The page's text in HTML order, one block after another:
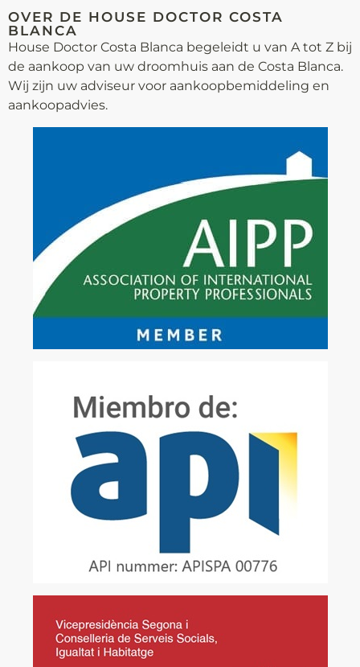
OVER DE HOUSE DOCTOR COSTA
BLANCA
House Doctor Costa Blanca begeleidt u van A tot Z bij
de aankoop van uw droomhuis aan de Costa Blanca.
Wij zijn uw adviseur voor aankoop­bemiddeling en
aankoopadvies.